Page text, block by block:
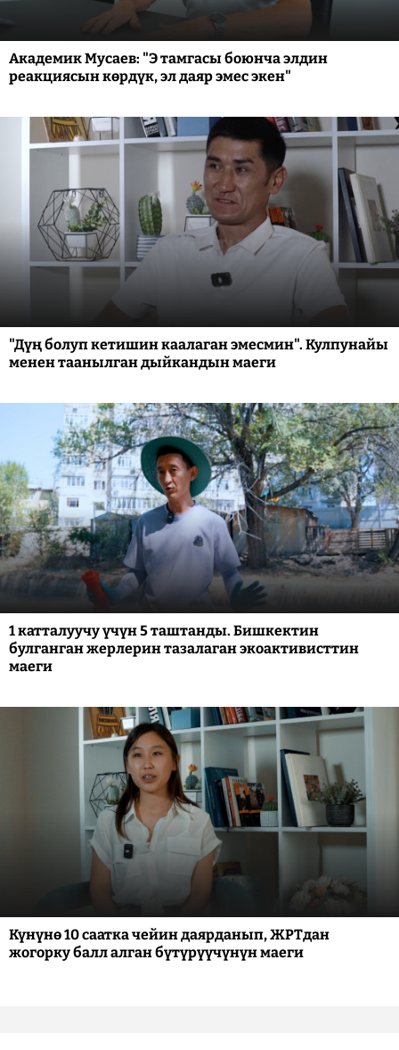
Академик Мусаев: "Э тамгасы боюнча элдин
реакциясын көрдүк, эл даяр эмес экен"
"Дүң болуп кетишин каалаган эмесмин". Кулпунайы
менен таанылган дыйкандын маеги
1 катталуучу үчүн 5 таштанды. Бишкектин
булганган жерлерин тазалаган экоактивисттин
маеги
Күнүнө 10 саатка чейин даярданып, ЖРТдан
жогорку балл алган бүтүрүүчүнүн маеги